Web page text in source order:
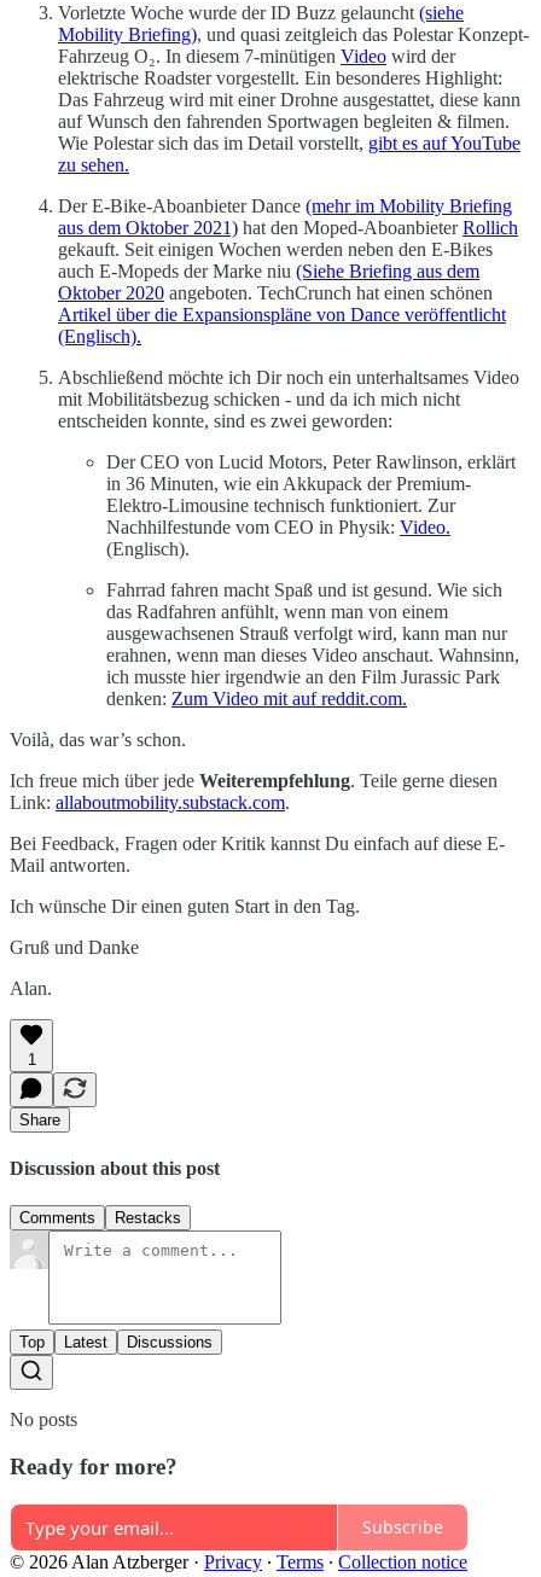
Vorletzte Woche wurde der ID Buzz gelauncht (siehe
Mobility Briefing), und quasi zeitgleich das Polestar Konzept-
Fahrzeug O₂. In diesem 7-minütigen Video wird der
elektrische Roadster vorgestellt. Ein besonderes Highlight:
Das Fahrzeug wird mit einer Drohne ausgestattet, diese kann
auf Wunsch den fahrenden Sportwagen begleiten & filmen.
Wie Polestar sich das im Detail vorstellt, gibt es auf YouTube
zu sehen.
Der E-Bike-Aboanbieter Dance (mehr im Mobility Briefing
aus dem Oktober 2021) hat den Moped-AboanbieterRollich
gekauft. Seit einigen Wochen werden neben den E-Bikes
auch E-Mopeds der Marke niu (Siehe Briefing aus dem
Oktober 2020 angeboten. TechCrunch hat einen schönen
Artikel über die Expansionspläne von Dance veröffentlicht
(Englisch).
Abschließend möchte ich Dir noch ein unterhaltsames Video
mit Mobilitätsbezug schicken - und da ich mich nicht
entscheiden konnte, sind es zwei geworden:
Der CEO von Lucid Motors, Peter Rawlinson, erklärt
in 36 Minuten, wie ein Akkupack der Premium-
Elektro-Limousine technisch funktioniert. Zur
Nachhilfestunde vom CEO in Physik: Video.
(Englisch).
Fahrrad fahren macht Spaß und ist gesund. Wie sich
das Radfahren anfühlt, wenn man von einem
ausgewachsenen Strauß verfolgt wird, kann man nur
erahnen, wenn man dieses Video anschaut. Wahnsinn,
ich musste hier irgendwie an den Film Jurassic Park
denken: Zum Video mit auf reddit.com.
Voilà, das war’s schon.
Ich freue mich über jede Weiterempfehlung. Teile gerne diesen
Link: allaboutmobility.substack.com.
Bei Feedback, Fragen oder Kritik kannst Du einfach auf diese E-
Mail antworten.
Ich wünsche Dir einen guten Start in den Tag.
Gruß und Danke
Alan.
1
Share
Discussion about this post
Comments Restacks
Top Latest Discussions
No posts
Ready for more?
Subscribe
© 2026 Alan Atzberger· Privacy ∙ Terms ∙ Collection notice